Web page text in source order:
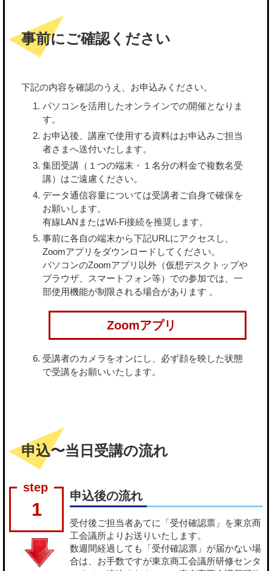
事前にご確認ください
下記の内容を確認のうえ、お申込みください。
パソコンを活用したオンラインでの開催となりま
す。
お申込後、講座で使用する資料はお申込みご担当
者さまへ送付いたします。
集団受講（１つの端末・１名分の料金で複数名受
講）はご遠慮ください。
データ通信容量については受講者ご自身で確保を
お願いします。
有線LANまたはWi-Fi接続を推奨します。
事前に各自の端末から下記URLにアクセスし、
Zoomアプリをダウンロードしてください。
パソコンのZoomアプリ以外（仮想デスクトップや
ブラウザ、スマートフォン等）での参加では、一
部使用機能が制限される場合があります 。
Zoomアプリ
受講者のカメラをオンにし、必ず顔を映した状態
で受講をお願いいたします。
申込〜当日受講の流れ
1
申込後の流れ
受付後ご担当者あてに「受付確認票」を東京商
工会議所よりお送りいたします。
数週間経過しても「受付確認票」が届かない場
合は、お手数ですが東京商工会議所研修センタ